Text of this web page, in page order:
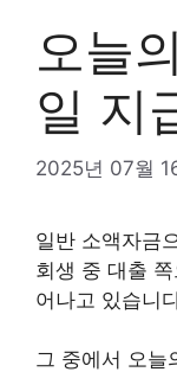
오늘
일 지
2025년 07월
일반 소액자금
회생 중 대출
어나고 있습니
그 중에서 오늘